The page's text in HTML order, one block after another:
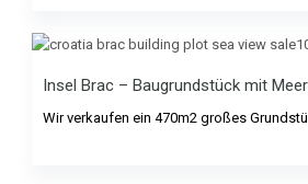
Insel Brac – Baugrundstück mit
Wir verkaufen ein 470m2 großes